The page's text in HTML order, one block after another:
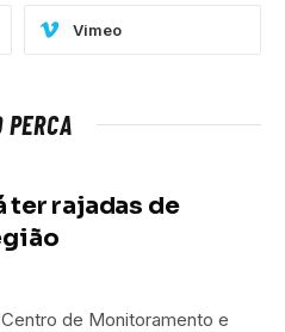
Vimeo
PERCA
ter rajadas de
de Monitoramento e